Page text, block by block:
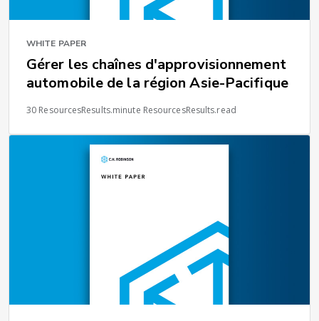
WHITE PAPER
Gérer les chaînes d'approvisionnement
automobile de la région Asie-Pacifique
30 ResourcesResults.minute ResourcesResults.read